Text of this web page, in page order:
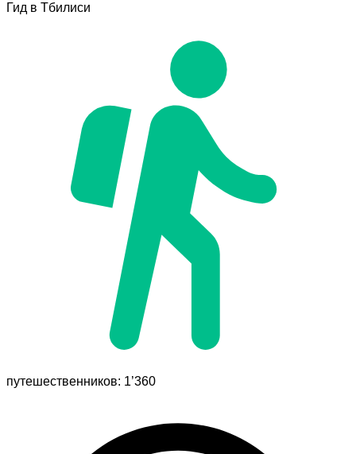
Гид в Тбилиси
путешественников: 1’360